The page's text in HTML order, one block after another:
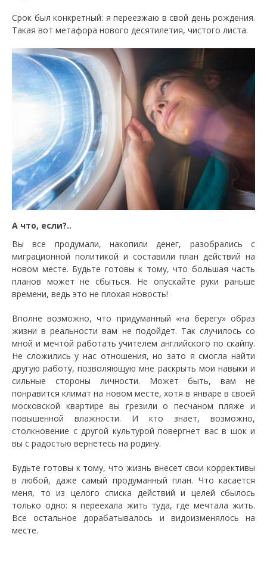
Срок был конкретный: я переезжаю в свой день рождения.
Такая вот метафора нового десятилетия, чистого листа.
А что, если?..
Вы все продумали, накопили денег, разобрались с
миграционной политикой и составили план действий на
новом месте. Будьте готовы к тому, что большая часть
планов может не сбыться. Не опускайте руки раньше
времени, ведь это не плохая новость!
Вполне возможно, что придуманный «на берегу» образ
жизни в реальности вам не подойдет. Так случилось со
мной и мечтой работать учителем английского по скайпу.
Не сложились у нас отношения, но зато я смогла найти
другую работу, позволяющую мне раскрыть мои навыки и
сильные стороны личности. Может быть, вам не
понравится климат на новом месте, хотя в январе в своей
московской квартире вы грезили о песчаном пляже и
повышенной влажности. И кто знает, возможно,
столкновение с другой культурой повергнет вас в шок и
вы с радостью вернетесь на родину.
Будьте готовы к тому, что жизнь внесет свои коррективы
в любой, даже самый продуманный план. Что касается
меня, то из целого списка действий и целей сбылось
только одно: я переехала жить туда, где мечтала жить.
Все остальное дорабатывалось и видоизменялось на
месте.